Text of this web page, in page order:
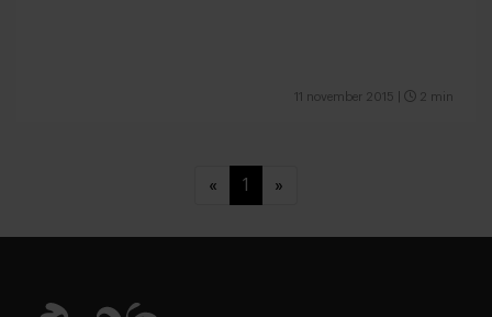
11 november 2015 2 min
« 1 »